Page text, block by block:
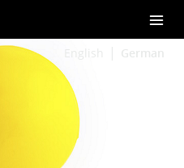
English German